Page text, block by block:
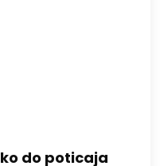
do poticaja